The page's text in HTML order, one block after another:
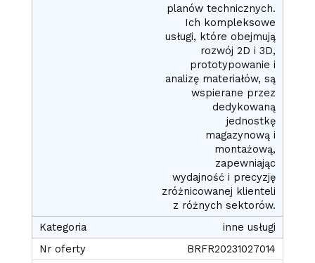
planów technicznych.
Ich kompleksowe
usługi, które obejmują
rozwój 2D i 3D,
prototypowanie i
analizę materiałów, są
wspierane przez
dedykowaną
jednostkę
magazynową i
montażową,
zapewniając
wydajność i precyzję
zróżnicowanej klienteli
z różnych sektorów.
inne usługi
BRFR20231027014